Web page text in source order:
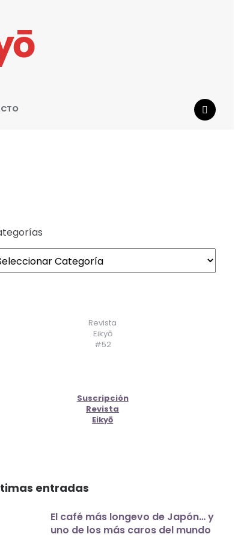
Revista
Eikyō
#52
Suscripción
Revista
Eikyō
entradas
El café más longevo de Japón… y
uno de los más caros del mundo